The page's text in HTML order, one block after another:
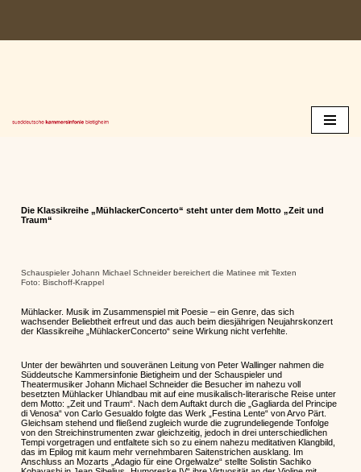
Zum
Die Klassikreihe „MühlackerConcerto“ steht unter dem Motto „Zeit und
Traum“
Schauspieler Johann Michael Schneider bereichert die Matinee mit Texten
Foto: Bischoff-Krappel
Mühlacker. Musik im Zusammenspiel mit Poesie – ein Genre, das sich
wachsender Beliebtheit erfreut und das auch beim diesjährigen Neujahrskonzert
der Klassikreihe „MühlackerConcerto“ seine Wirkung nicht verfehlte.
Unter der bewährten und souveränen Leitung von Peter Wallinger nahmen die
Süddeutsche Kammersinfonie Bietigheim und der Schauspieler und
Theatermusiker Johann Michael Schneider die Besucher im nahezu voll
besetzten Mühlacker Uhlandbau mit auf eine musikalisch-literarische Reise unter
dem Motto: „Zeit und Traum“. Nach dem Auftakt durch die „Gagliarda del Principe
di Venosa“ von Carlo Gesualdo folgte das Werk „Festina Lente“ von Arvo Pärt.
Gleichsam stehend und fließend zugleich wurde die zugrundeliegende Tonfolge
von den Streichinstrumenten zwar gleichzeitig, jedoch in drei unterschiedlichen
Tempi vorgetragen und entfaltete sich so zu einem nahezu meditativen Klangbild,
das im Epilog mit kaum mehr vernehmbaren Saitenstrichen ausklang. Im
Anschluss an Mozarts „Adagio für eine Orgelwalze“ stellte Solistin Sachiko